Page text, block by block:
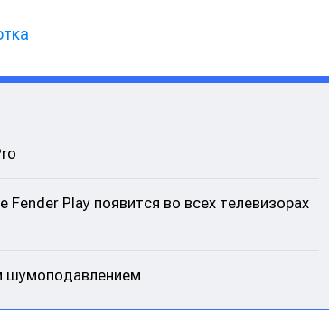
Play появится во всех телевизорах
шумоподавлением